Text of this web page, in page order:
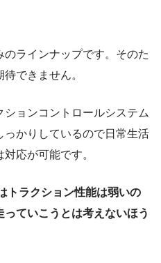
ラインナップです。そのた
できません。
ョンコントロールシステム
かりしているので日常生活
応が可能です。
トラクション性能は弱いの
ていこうとは考えないほう